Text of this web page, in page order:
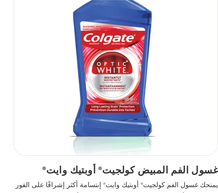
غسول الفم المبيض كولجيت®أوبتيك وايت®
يمنحك غسول الفم كولجيت® أوبتيك وايت® إبتسامة أكثر إشراقًا على الفور